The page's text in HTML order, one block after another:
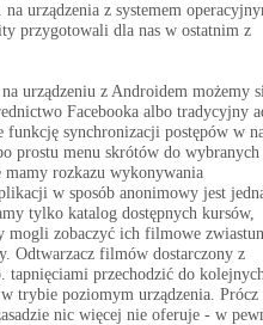
urządzenia z systemem
przygotowali dla nas w ostatnim z
urządzeniu z Androidem możemy
Facebooka albo tradycyjny
funkcję synchronizacji postępów w
prostu menu skrótów do wybranych
rozkazu wykonywania
w sposób anonimowy jest
tylko katalog dostępnych kursów,
mogli zobaczyć ich filmowe
Odtwarzacz filmów dostarczony z
tapnięciami przechodzić do
trybie poziomym urządzenia. Prócz
nic więcej nie oferuje - w